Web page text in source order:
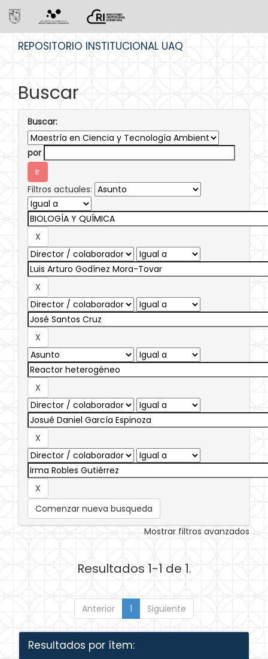
REPOSITORIO INSTITUCIONAL UAQ
Buscar
Buscar:
por
Filtros actuales:
Comenzar nueva busqueda
Mostrar filtros avanzados
Resultados 1-1 de 1.
Anterior 1 Siguiente
Resultados por ítem: